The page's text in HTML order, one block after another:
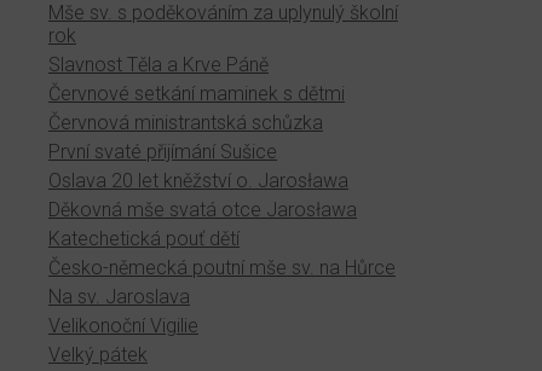
Mše sv. s poděkováním za uplynulý školní
rok
Slavnost Těla a Krve Páně
Červnové setkání maminek s dětmi
Červnová ministrantská schůzka
První svaté přijímání Sušice
Oslava 20 let kněžství o. Jarosława
Děkovná mše svatá otce Jarosława
Katechetická pouť dětí
Česko-německá poutní mše sv. na Hůrce
Na sv. Jaroslava
Velikonoční Vigilie
Velký pátek